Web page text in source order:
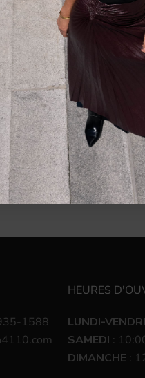
1588
HEURES
LUNDI-
SAMEDI :
DIMANCHE :